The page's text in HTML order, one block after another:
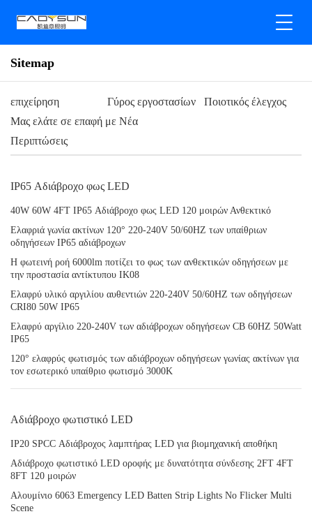
Sitemap
επιχείρηση Γύρος εργοστασίων
Ποιοτικός έλεγχος
Μας ελάτε σε επαφή με Νέα
Περιπτώσεις
IP65 Αδιάβροχο φως LED
40W 60W 4FT IP65 Αδιάβροχο φως LED 120 μοιρών Ανθεκτικό
Ελαφριά γωνία ακτίνων 120° 220-240V 50/60HZ των υπαίθριων
οδηγήσεων IP65 αδιάβροχων
Η φωτεινή ροή 6000lm ποτίζει το φως των ανθεκτικών οδηγήσεων με
την προστασία αντίκτυπου IK08
Ελαφρύ υλικό αργιλίου αυθεντιών 220-240V 50/60HZ των οδηγήσεων
CRI80 50W IP65
Ελαφρύ αργίλιο 220-240V των αδιάβροχων οδηγήσεων CB 60HZ 50Watt
IP65
120° ελαφρύς φωτισμός των αδιάβροχων οδηγήσεων γωνίας ακτίνων για
τον εσωτερικό υπαίθριο φωτισμό 3000K
Αδιάβροχο φωτιστικό LED
IP20 SPCC Αδιάβροχος λαμπτήρας LED για βιομηχανική αποθήκη
Αδιάβροχο φωτιστικό LED οροφής με δυνατότητα σύνδεσης 2FT 4FT
8FT 120 μοιρών
Αλουμίνιο 6063 Emergency LED Batten Strip Lights No Flicker Multi
Scene